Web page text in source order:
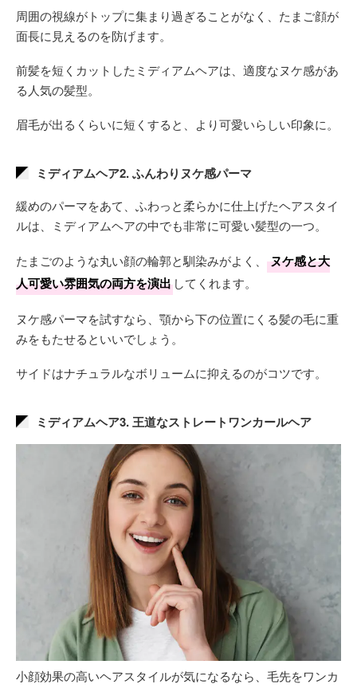
周囲の視線がトップに集まり過ぎることがなく、たまご顔が
面長に見えるのを防げます。
前髪を短くカットしたミディアムヘアは、適度なヌケ感があ
る人気の髪型。
眉毛が出るくらいに短くすると、より可愛いらしい印象に。
ミディアムヘア2. ふんわりヌケ感パーマ
緩めのパーマをあて、ふわっと柔らかに仕上げたヘアスタイ
ルは、ミディアムヘアの中でも非常に可愛い髪型の一つ。
たまごのような丸い顔の輪郭と馴染みがよく、
ヌケ感と大
人可愛い雰囲気の両方を演出 してくれます。
ヌケ感パーマを試すなら、顎から下の位置にくる髪の毛に重
みをもたせるといいでしょう。
サイドはナチュラルなボリュームに抑えるのがコツです。
ミディアムヘア3. 王道なストレートワンカールヘア
小顔効果の高いヘアスタイルが気になるなら、毛先をワンカ